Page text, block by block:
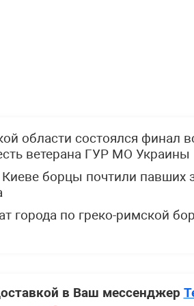
области состоялся финал
ветерана ГУР МО Украины
борцы почтили павших
города по греко-римской
в Ваш мессенджер